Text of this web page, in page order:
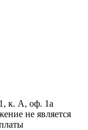
к. А, оф. 1а
не является